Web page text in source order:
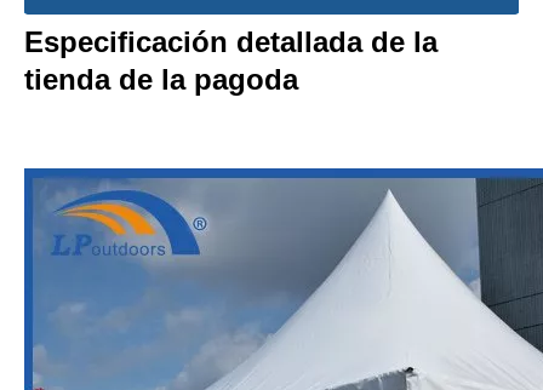
Especificación detallada de la
tienda de la pagoda